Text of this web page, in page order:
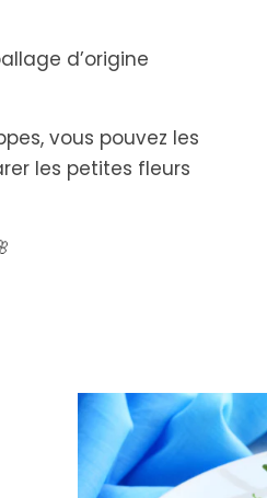
d’origine
vous pouvez les
les petites fleurs